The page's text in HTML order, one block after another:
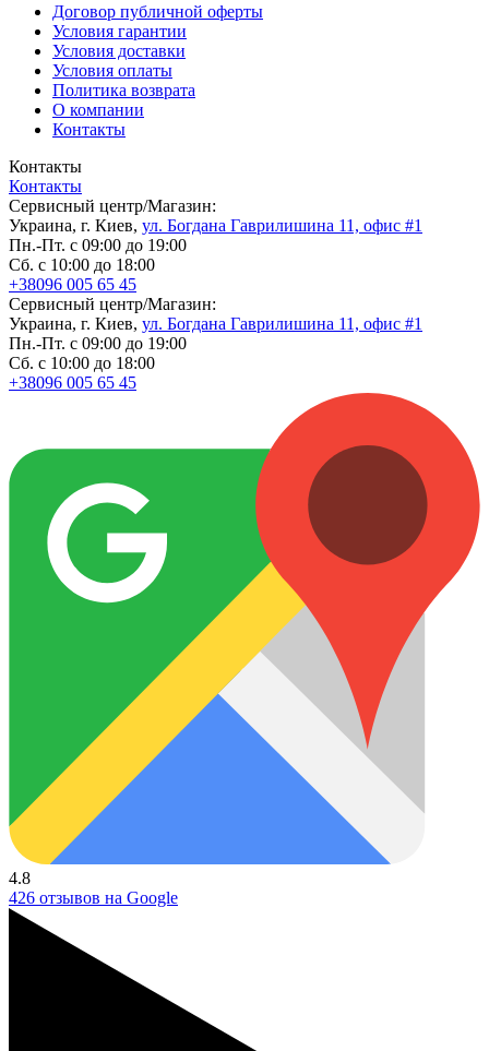
Договор публичной оферты
Условия гарантии
Условия доставки
Условия оплаты
Политика возврата
О компании
Контакты
Контакты
Контакты
Сервисный центр/Магазин:
Украина, г. Киев, ул. Богдана Гаврилишина 11, офис #1
Пн.-Пт. с 09:00 до 19:00
Сб. с 10:00 до 18:00
+38096 005 65 45
Сервисный центр/Магазин:
Украина, г. Киев, ул. Богдана Гаврилишина 11, офис #1
Пн.-Пт. с 09:00 до 19:00
Сб. с 10:00 до 18:00
+38096 005 65 45
4.8
426 отзывов на Google